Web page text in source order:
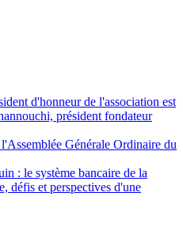
d'honneur de l'association est
président fondateur
Générale Ordinaire du
: le système bancaire de la
défis et perspectives d'une